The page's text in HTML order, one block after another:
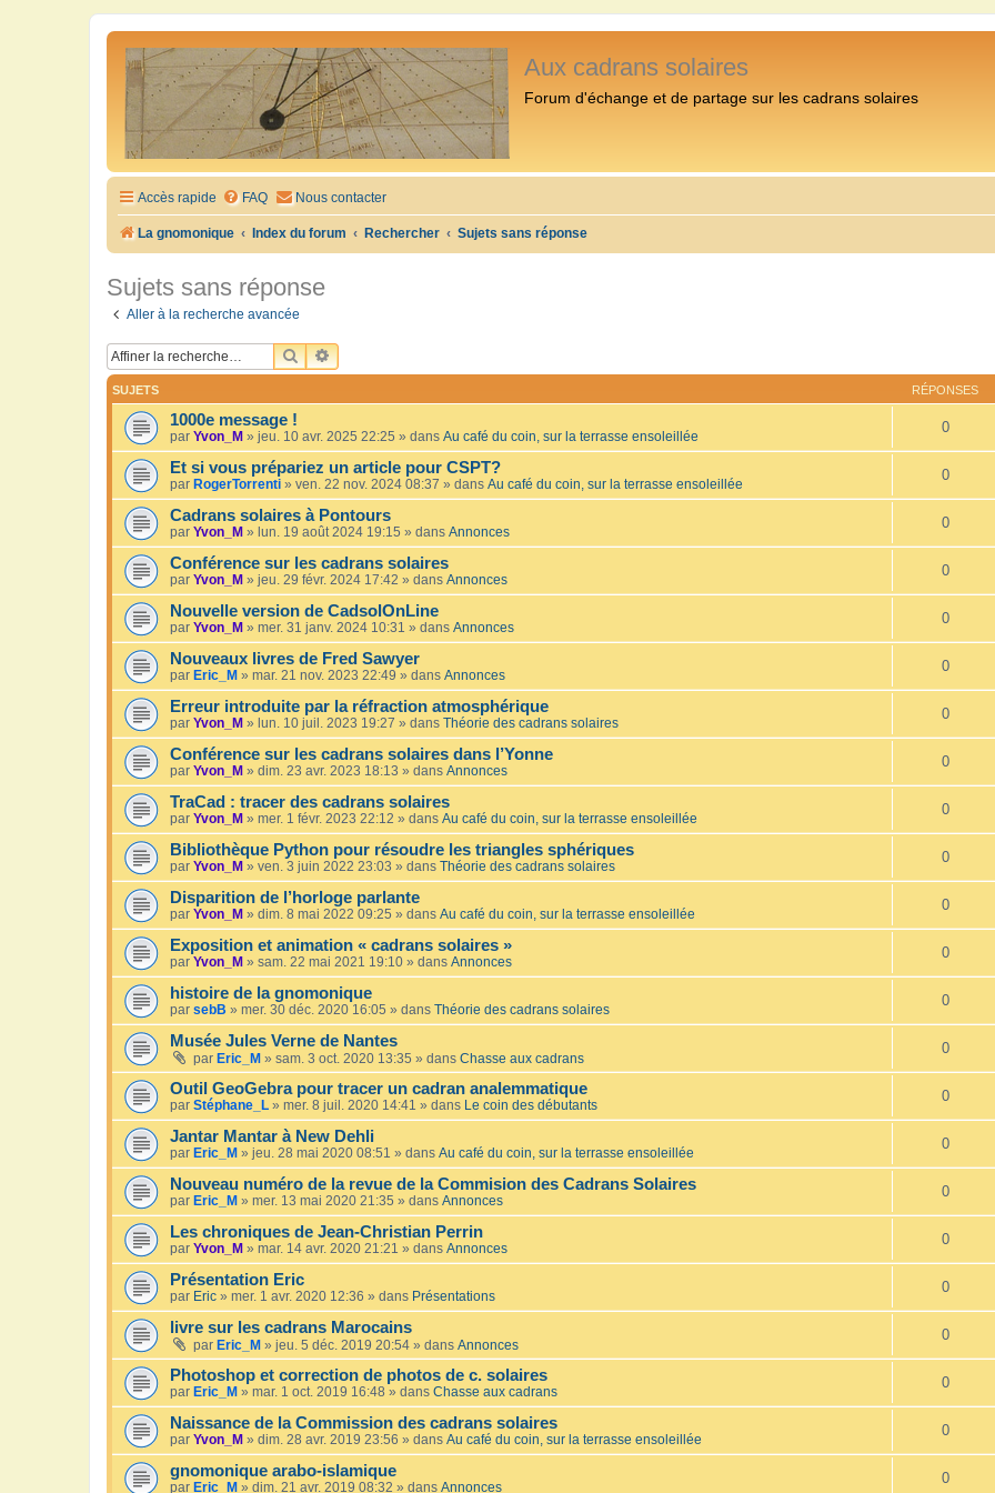
Aux cadrans solaires
Forum d'échange et de partage sur les cadrans solaires
Accès rapide FAQ Nous contacter
La gnomonique Index du forum Rechercher Sujets sans réponse
Sujets sans réponse
Aller à la recherche avancée
RECHERCHER
RECHERCHE AVANCÉE
SUJETS RÉPONSES
1000e message !
par Yvon_M » jeu. 10 avr. 2025 22:25 » dans Au café du coin, sur la terrasse ensoleillée
0
Et si vous prépariez un article pour CSPT?
par RogerTorrenti » ven. 22 nov. 2024 08:37 » dans Au café du coin, sur la terrasse ensoleillée
0
Cadrans solaires à Pontours
par Yvon_M » lun. 19 août 2024 19:15 » dans Annonces
0
Conférence sur les cadrans solaires
par Yvon_M » jeu. 29 févr. 2024 17:42 » dans Annonces
0
Nouvelle version de CadsolOnLine
par Yvon_M » mer. 31 janv. 2024 10:31 » dans Annonces
0
Nouveaux livres de Fred Sawyer
par Eric_M » mar. 21 nov. 2023 22:49 » dans Annonces
0
Erreur introduite par la réfraction atmosphérique
par Yvon_M » lun. 10 juil. 2023 19:27 » dans Théorie des cadrans solaires
0
Conférence sur les cadrans solaires dans l’Yonne
par Yvon_M » dim. 23 avr. 2023 18:13 » dans Annonces
0
TraCad : tracer des cadrans solaires
par Yvon_M » mer. 1 févr. 2023 22:12 » dans Au café du coin, sur la terrasse ensoleillée
0
Bibliothèque Python pour résoudre les triangles sphériques
par Yvon_M » ven. 3 juin 2022 23:03 » dans Théorie des cadrans solaires
0
Disparition de l’horloge parlante
par Yvon_M » dim. 8 mai 2022 09:25 » dans Au café du coin, sur la terrasse ensoleillée
0
Exposition et animation « cadrans solaires »
par Yvon_M » sam. 22 mai 2021 19:10 » dans Annonces
0
histoire de la gnomonique
par sebB » mer. 30 déc. 2020 16:05 » dans Théorie des cadrans solaires
0
Musée Jules Verne de Nantes
par Eric_M » sam. 3 oct. 2020 13:35 » dans Chasse aux cadrans
0
Outil GeoGebra pour tracer un cadran analemmatique
par Stéphane_L » mer. 8 juil. 2020 14:41 » dans Le coin des débutants
0
Jantar Mantar à New Dehli
par Eric_M » jeu. 28 mai 2020 08:51 » dans Au café du coin, sur la terrasse ensoleillée
0
Nouveau numéro de la revue de la Commision des Cadrans Solaires
par Eric_M » mer. 13 mai 2020 21:35 » dans Annonces
0
Les chroniques de Jean-Christian Perrin
par Yvon_M » mar. 14 avr. 2020 21:21 » dans Annonces
0
Présentation Eric
par Eric » mer. 1 avr. 2020 12:36 » dans Présentations
0
livre sur les cadrans Marocains
par Eric_M » jeu. 5 déc. 2019 20:54 » dans Annonces
0
Photoshop et correction de photos de c. solaires
par Eric_M » mar. 1 oct. 2019 16:48 » dans Chasse aux cadrans
0
Naissance de la Commission des cadrans solaires
par Yvon_M » dim. 28 avr. 2019 23:56 » dans Au café du coin, sur la terrasse ensoleillée
0
gnomonique arabo-islamique
par Eric_M » dim. 21 avr. 2019 08:32 » dans Annonces
0